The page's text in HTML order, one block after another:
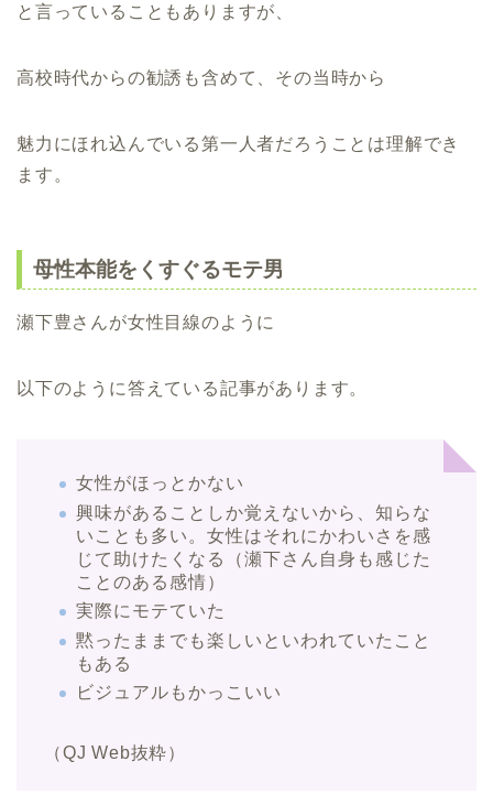
と言っていることもありますが、
高校時代からの勧誘も含めて、その当時から
魅力にほれ込んでいる第一人者だろうことは理解でき
ます。
母性本能をくすぐるモテ男
瀬下豊さんが女性目線のように
以下のように答えている記事があります。
女性がほっとかない
興味があることしか覚えないから、知らな
いことも多い。女性はそれにかわいさを感
じて助けたくなる（瀬下さん自身も感じた
ことのある感情）
実際にモテていた
黙ったままでも楽しいといわれていたこと
もある
ビジュアルもかっこいい
（QJ Web抜粋）